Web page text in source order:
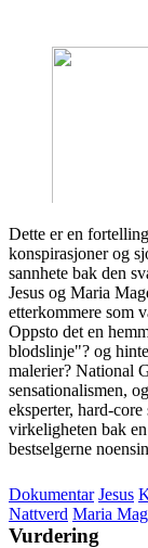
Dette er en
konspirasjoner og
sannhete bak den
Jesus og Maria
etterkommere som
Oppsto det en
blodslinje"? og
malerier? National
sensationalismen,
eksperter, hard-
virkeligheten bak
bestselgerne
Dokumentar Jesus
Nattverd Maria
Vurdering